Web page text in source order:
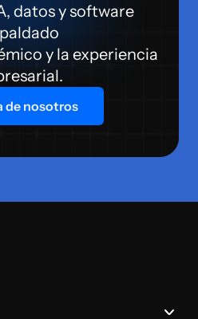
datos y software
y la experiencia
de nosotros